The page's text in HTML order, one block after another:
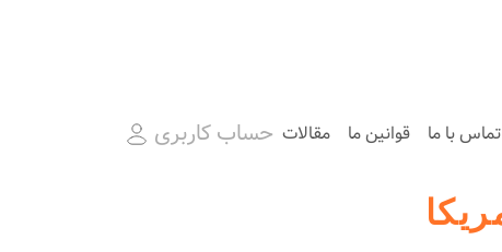
تماس با ما قوانین ما مقالات حساب کاربری